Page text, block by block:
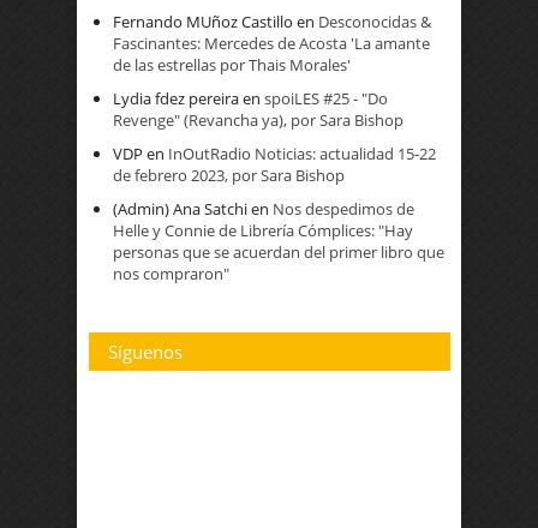
Fernando MUñoz Castillo en Desconocidas &
Fascinantes: Mercedes de Acosta 'La amante
de las estrellas por Thais Morales'
Lydia fdez pereiraen spoiLES #25 - "Do
Revenge" (Revancha ya), por Sara Bishop
VDP en InOutRadio Noticias: actualidad 15-22
de febrero 2023, por Sara Bishop
(Admin) Ana Satchien Nos despedimos de
Helle y Connie de Librería Cómplices: "Hay
personas que se acuerdan del primer libro que
nos compraron"
Síguenos